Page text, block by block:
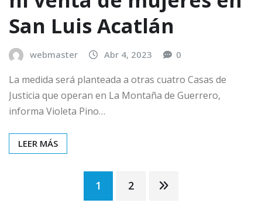
San Luis Acatlán
webmaster Abr 4, 2023 0
La medida será planteada a otras cuatro Casas de
Justicia que operan en La Montaña de Guerrero,
informa Violeta Pino…
LEER MÁS
Paginación
1 2